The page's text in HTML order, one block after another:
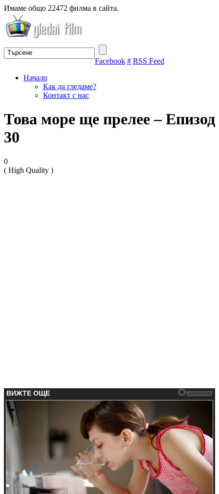
Имаме общо 22472 филма в сайта.
Facebook # RSS Feed
Начало
Как да гледаме?
Контакт с нас
Това море ще прелее – Епизод
30
0
( High Quality )